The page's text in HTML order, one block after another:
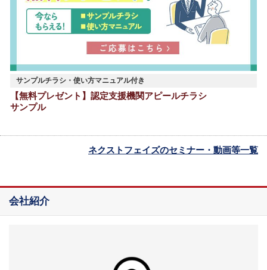
サンプルチラシ・使い方マニュアル付き
【無料プレゼント】認定支援機関アピールチラシ
サンプル
ネクストフェイズのセミナー・動画等一覧
会社紹介